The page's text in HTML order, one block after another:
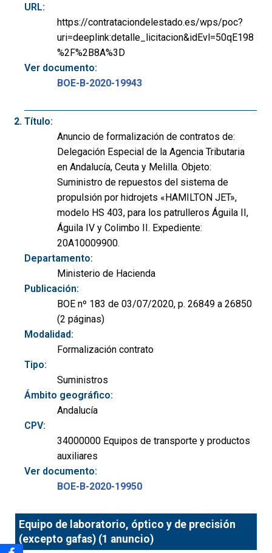
URL:
https://contrataciondelestado.es/wps/poc?
uri=deeplink:detalle_licitacion&idEvl=50qE198
%2F%2B8A%3D
Ver documento:
BOE-B-2020-19943
Título:
Anuncio de formalización de contratos de:
Delegación Especial de la Agencia Tributaria
en Andalucía, Ceuta y Melilla. Objeto:
Suministro de repuestos del sistema de
propulsión por hidrojets «HAMILTON JET»,
modelo HS 403, para los patrulleros Águila II,
Águila IV y Colimbo II. Expediente:
20A10009900.
Departamento:
Ministerio de Hacienda
Publicación:
BOE nº 183 de 03/07/2020, p. 26849 a 26850
(2 páginas)
Modalidad:
Formalización contrato
Tipo:
Suministros
Ámbito geográfico:
Andalucía
CPV:
34000000 Equipos de transporte y productos
auxiliares
Ver documento:
BOE-B-2020-19950
Equipo de laboratorio, óptico y de precisión
(excepto gafas) (1 anuncio)